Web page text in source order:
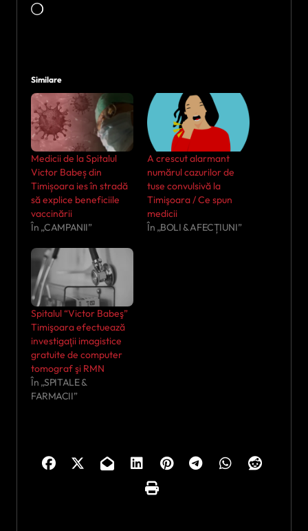
Încarc...
Similare
Medicii de la Spitalul
Victor Babeș din
Timișoara ies în stradă
să explice beneficiile
vaccinării
În „CAMPANII”
A crescut alarmant
numărul cazurilor de
tuse convulsivă la
Timişoara / Ce spun
medicii
În „BOLI & AFECȚIUNI”
Spitalul “Victor Babeş”
Timişoara efectuează
investigaţii imagistice
gratuite de computer
tomograf şi RMN
În „SPITALE &
FARMACII”